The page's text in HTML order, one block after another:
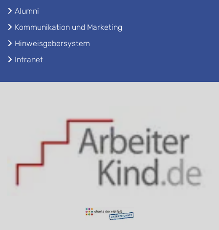
Alumni
Kommunikation und Marketing
Hinweisgebersystem
Intranet